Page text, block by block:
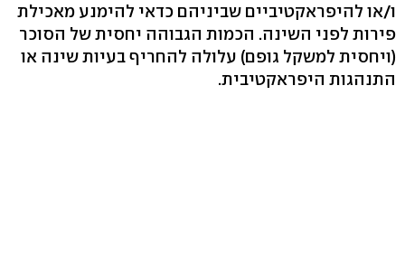
ו/או להיפראקטיביים שביניהם כדאי להימנע מאכילת
פירות לפני השינה. הכמות הגבוהה יחסית של הסוכר
(ויחסית למשקל גופם) עלולה להחריף בעיות שינה או
התנהגות היפראקטיבית.